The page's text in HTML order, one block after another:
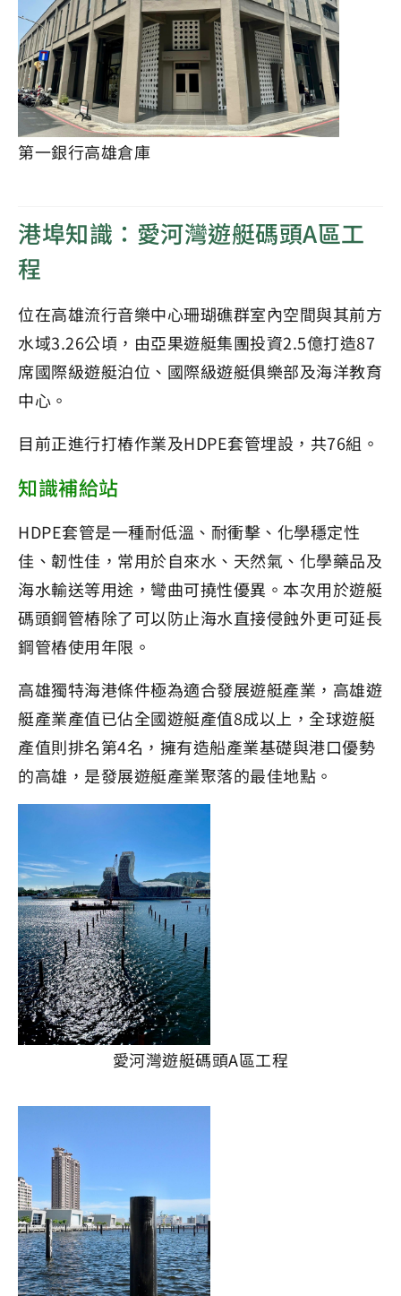
第一銀行高雄倉庫
港埠知識：愛河灣遊艇碼頭A區工
程
位在高雄流行音樂中心珊瑚礁群室內空間與其前方
水域3.26公頃，由亞果遊艇集團投資2.5億打造87
席國際級遊艇泊位、國際級遊艇俱樂部及海洋教育
中心。
目前正進行打樁作業及HDPE套管埋設，共76組。
知識補給站
HDPE套管是一種耐低溫、耐衝擊、化學穩定性
佳、韌性佳，常用於自來水、天然氣、化學藥品及
海水輸送等用途，彎曲可撓性優異。本次用於遊艇
碼頭鋼管樁除了可以防止海水直接侵蝕外更可延長
鋼管樁使用年限。
高雄獨特海港條件極為適合發展遊艇產業，高雄遊
艇產業產值已佔全國遊艇產值8成以上，全球遊艇
產值則排名第4名，擁有造船產業基礎與港口優勢
的高雄，是發展遊艇產業聚落的最佳地點。
愛河灣遊艇碼頭A區工程